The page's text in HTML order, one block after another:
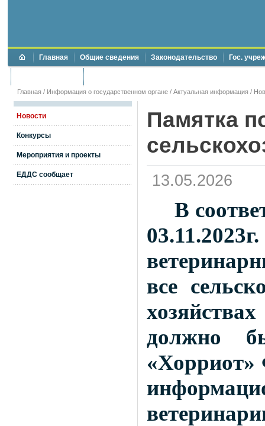
Главная Общие сведения Законодательство Гос.
Главная / Информация о государственном органе / Актуальная информация /
Новости
Конкурсы
Мероприятия и проекты
ЕДДС сообщает
Памятка
13.05.2026
В
все
должно
«Хорриот»